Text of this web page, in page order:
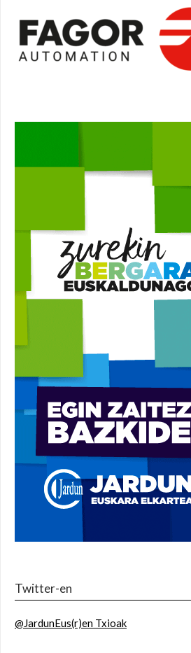
Twitter-en
@JardunEus(r)en Txioak